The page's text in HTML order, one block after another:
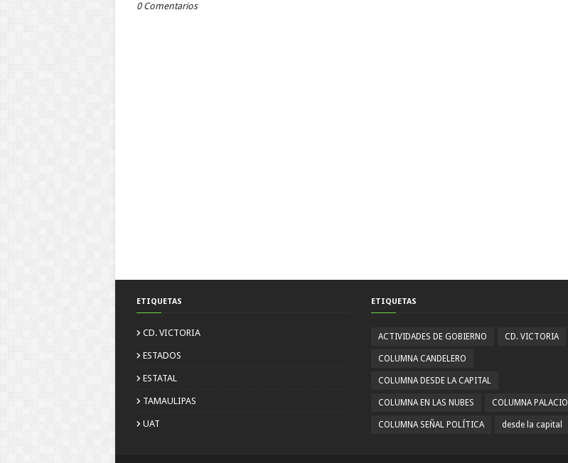
0 Comentarios
ETIQUETAS
CD. VICTORIA
ESTADOS
ESTATAL
TAMAULIPAS
UAT
ETIQUETAS
ACTIVIDADES DE GOBIERNO CD. VICTORIA
COLUMNA CANDELERO
COLUMNA DESDE LA CAPITAL
COLUMNA EN LAS NUBES COLUMNA PALACIO
COLUMNA SEÑAL POLÍTICA desde la capital